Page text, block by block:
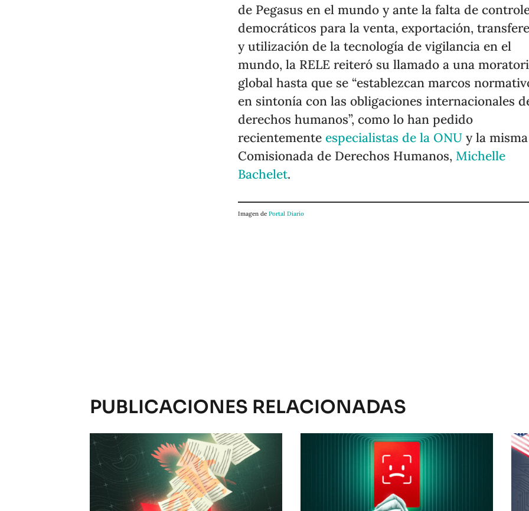
de Pegasus en el mundo y ante la falta de
democráticos para la venta, exportación,
y utilización de la tecnología de vigilancia en el
mundo, la RELE reiteró su llamado a una
global hasta que se “establezcan marcos
en sintonía con las obligaciones internacionales
derechos humanos”, como lo han pedido
recientementeespecialistas de la ONU y la
Comisionada de Derechos Humanos, Michelle
Bachelet.
Imagen dePortal Diario
PUBLICACIONES RELACIONADAS